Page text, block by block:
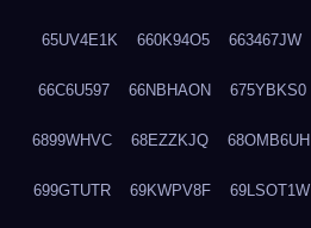
65UV4E1K 660K94O5 663467JW
66C6U597 66NBHAON 675YBKS0
6899WHVC 68EZZKJQ 68OMB6UH
699GTUTR 69KWPV8F 69LSOT1W